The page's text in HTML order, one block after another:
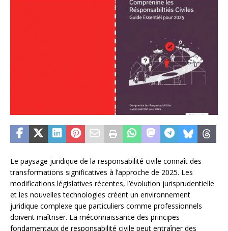
Le paysage juridique de la responsabilité civile connaît des
transformations significatives à l’approche de 2025. Les
modifications législatives récentes, l’évolution jurisprudentielle
et les nouvelles technologies créent un environnement
juridique complexe que particuliers comme professionnels
doivent maîtriser. La méconnaissance des principes
fondamentaux de responsabilité civile peut entraîner des